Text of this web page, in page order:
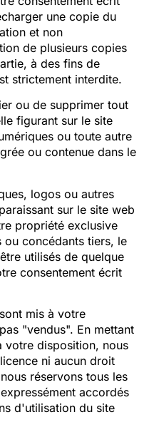
une copie du
et non
de plusieurs copies
à des fins de
strictement interdite.
ou de supprimer tout
figurant sur le site
ou toute autre
ou contenue dans le
logos ou autres
sur le site web
propriété exclusive
ou concédants tiers, le
utilisés de quelque
consentement écrit
mis à votre
"vendus". En mettant
votre disposition, nous
ni aucun droit
réservons tous les
accordés
d'utilisation du site